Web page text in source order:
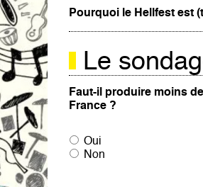
Pourquoi le Hellfest est
Le
Faut-il produire moins
France ?
Oui
Non